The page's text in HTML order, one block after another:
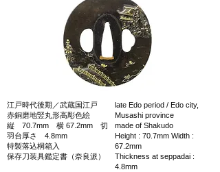
江戸時代後期／武蔵国江戸
赤銅磨地竪丸形高彫色絵
縦 70.7mm 横 67.2mm 切
羽台厚さ 4.8mm
特製落込桐箱入
保存刀装具鑑定書（奈良派）
late Edo period / Edo city,
Musashi province
made of Shakudo
Height : 70.7mm Width :
67.2mm
Thickness at seppadai :
4.8mm